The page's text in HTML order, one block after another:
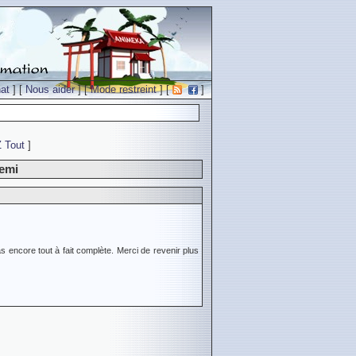
] [Nous aider] [Mode restreint] [ ]
Tout ]
encore tout à fait complète. Merci de revenir plus